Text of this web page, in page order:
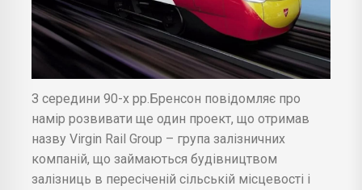
З середини 90-х рр.Бренсон повідомляє про
намір розвивати ще один проект, що отримав
назву Virgin Rail Group – група залізничних
компаній, що займаються будівництвом
залізниць в пересіченій сільській місцевості і